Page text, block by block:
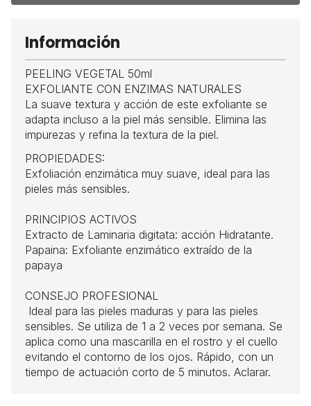
Información
PEELING VEGETAL 50ml
EXFOLIANTE CON ENZIMAS NATURALES
La suave textura y acción de este exfoliante se
adapta incluso a la piel más sensible. Elimina las
impurezas y refina la textura de la piel.
PROPIEDADES:
Exfoliación enzimática muy suave, ideal para las
pieles más sensibles.
PRINCIPIOS ACTIVOS
Extracto de Laminaria digitata: acción Hidratante.
Papaina: Exfoliante enzimático extraído de la
papaya
CONSEJO PROFESIONAL
Ideal para las pieles maduras y para las pieles
sensibles. Se utiliza de 1 a 2 veces por semana. Se
aplica como una mascarilla en el rostro y el cuello
evitando el contorno de los ojos. Rápido, con un
tiempo de actuación corto de 5 minutos. Aclarar.